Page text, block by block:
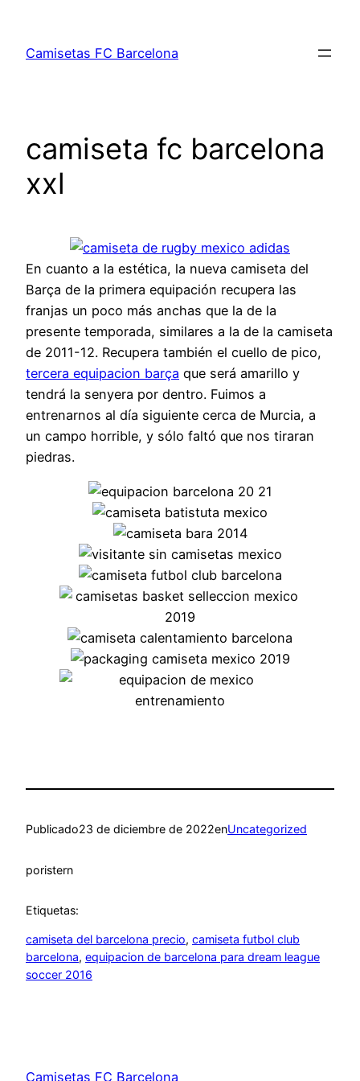
contenido
Camisetas FC Barcelona
camiseta fc barcelona
xxl
En cuanto a la estética, la nueva camiseta del
Barça de la primera equipación recupera las
franjas un poco más anchas que la de la
presente temporada, similares a la de la camiseta
de 2011-12. Recupera también el cuello de pico,
tercera equipacion barça que será amarillo y
tendrá la senyera por dentro. Fuimos a
entrenarnos al día siguiente cerca de Murcia, a
un campo horrible, y sólo faltó que nos tiraran
piedras.
Publicado23 de diciembre de 2022enUncategorized
poristern
Etiquetas:
camiseta del barcelona precio, camiseta futbol club
barcelona, equipacion de barcelona para dream league
soccer 2016
Camisetas FC Barcelona